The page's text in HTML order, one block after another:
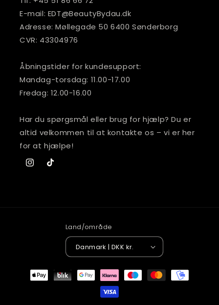
E-mail: EDT@BeautyBydau.dk
Adresse: Møllegade 50 6400 Sønderborg
CVR: 43304976
Åbningstider for kundesupport:
Mandag-torsdag: 11.00-17.00
Fredag: 12.00-16.00
Har du spørgsmål eller brug for hjælp? Du er
altid velkommen til at kontakte os – vi er her
for at hjælpe!
Instagram
TikTok
Land/område
Danmark | DKK kr.
Betalingsmetoder